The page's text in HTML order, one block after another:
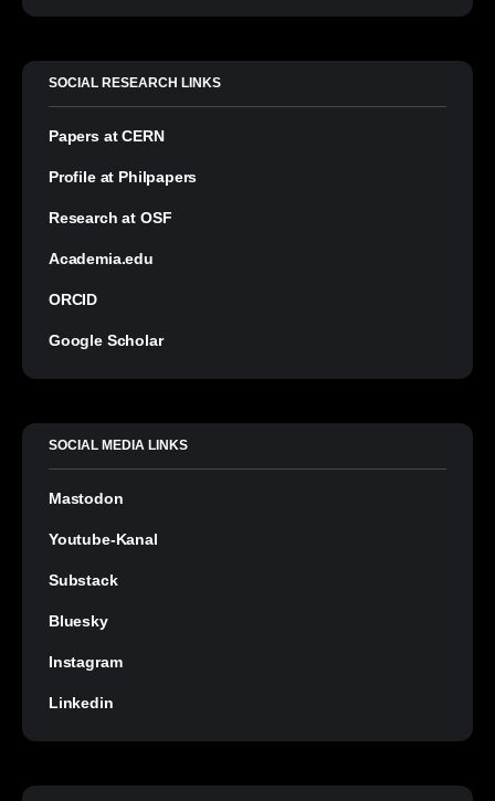
SOCIAL RESEARCH LINKS
Papers at CERN
Profile at Philpapers
Research at OSF
Academia.edu
ORCID
Google Scholar
SOCIAL MEDIA LINKS
Mastodon
Youtube-Kanal
Substack
Bluesky
Instagram
Linkedin